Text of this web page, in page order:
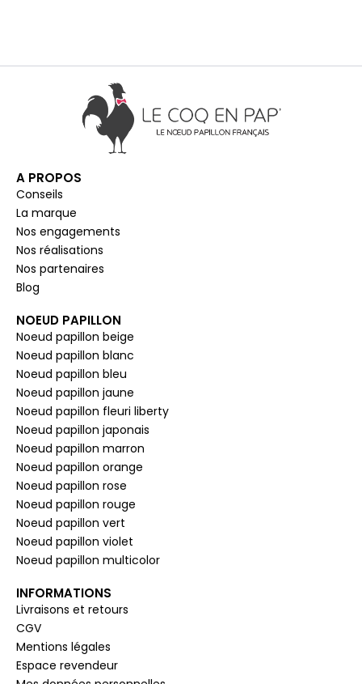
A PROPOS
Conseils
La marque
Nos engagements
Nos réalisations
Nos partenaires
Blog
NOEUD PAPILLON
Noeud papillon beige
Noeud papillon blanc
Noeud papillon bleu
Noeud papillon jaune
Noeud papillon fleuri liberty
Noeud papillon japonais
Noeud papillon marron
Noeud papillon orange
Noeud papillon rose
Noeud papillon rouge
Noeud papillon vert
Noeud papillon violet
Noeud papillon multicolor
INFORMATIONS
Livraisons et retours
CGV
Mentions légales
Espace revendeur